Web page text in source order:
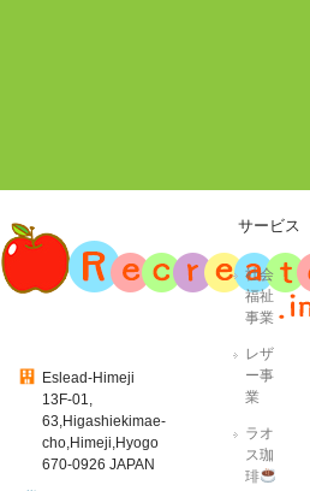
Eslead-Himeji
13F-01,
63,Higashiekimae-
cho,Himeji,Hyogo
670-0926 JAPAN
サービス
社会
福祉
事業
レザ
ー事
業
ラオ
ス珈
琲